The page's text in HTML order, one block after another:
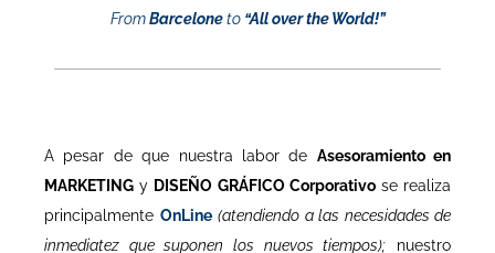
FromBarceloneto“All over the World!”
A pesar de que nuestra labor de Asesoramiento en
MARKETING y DISEÑO GRÁFICOCorporativose realiza
principalmente OnLine (atendiendo a las necesidades de
inmediatez que suponen los nuevos tiempos); nuestro